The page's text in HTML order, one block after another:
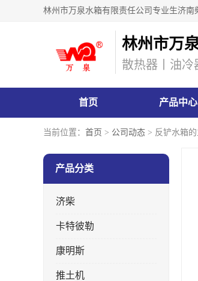
林州市万
散热器丨油冷
首页 产品中心
当前位置： 首页 > 公司动态 > 反铲水箱
产品分类
济柴
卡特彼勒
康明斯
推土机